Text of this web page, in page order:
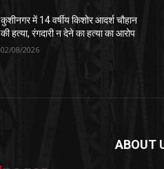
कुशीनगर में 14 वर्षीय किशोर आदर्श चौहान
की हत्या, रंगदारी न देने का हत्या का आरोप
02/08/2026
ABOUT